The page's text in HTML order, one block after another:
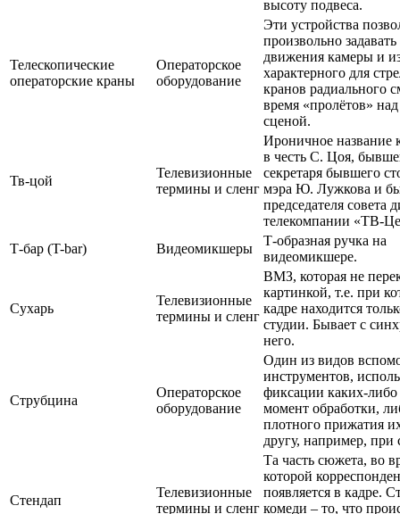
высоту подвеса.
Телескопические
операторские краны
Операторское
оборудование
Эти устройства
произвольно
движения камеры и
характерного для
кранов радиального
время «пролётов»
сценой.
Тв-цой
Телевизионные
термины и сленг
Ироничное название
в честь С. Цоя,
секретаря бывшего
мэра Ю. Лужкова и
председателя совета
телекомпании «ТВ-
Т-бар (T-bar)
Видеомикшеры
Т-образная ручка на
видеомикшере.
Сухарь
Телевизионные
термины и сленг
ВМЗ, которая не
картинкой, т.е. при
кадре находится
студии. Бывает с
него.
Струбцина
Операторское
оборудование
Один из видов
инструментов,
фиксации каких-либо
момент обработки,
плотного прижатия
другу, например, при
Стендап
Телевизионные
термины и сленг
Та часть сюжета, во
которой
появляется в кадре.
комеди – то, что